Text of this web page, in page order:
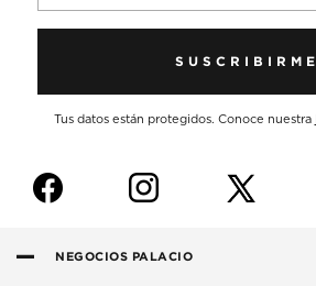
SUSCRIBIRME
Tus datos están protegidos. Conoce nuestra
f i
NEGOCIOS PALACIO